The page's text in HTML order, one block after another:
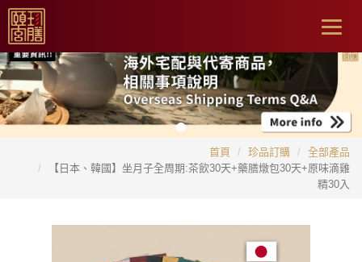
首頁 珍品訂購
全部產品
【日本、韓國】坐月子全周期:茶飲30天+藥膳燉包30天+原味滴雞
精30入